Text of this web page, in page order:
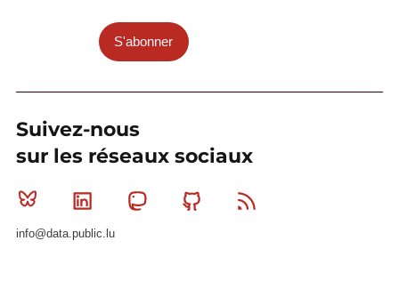
S'abonner
Suivez-nous
sur les réseaux sociaux
Bluesky Linkedin MastodonGithub
info@data.public.lu